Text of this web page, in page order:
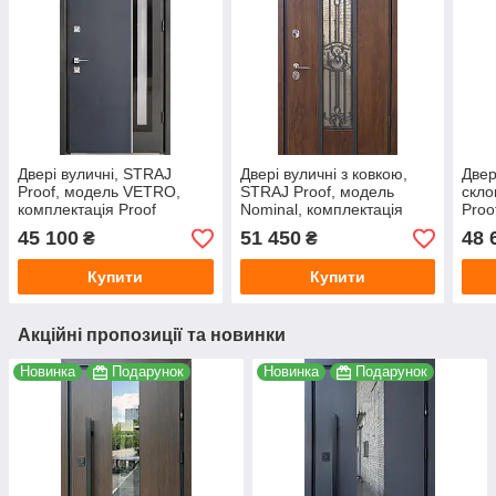
Двері вуличні, STRAJ
Proof, модель VETRO,
комплектація Proof
Standard Securemme
45 100 ₴
Купити
Двері вуличні з ковкою,
STRAJ Proof, модель
Nominal, комплектація
Proof Standard Mottura
51 450₴
Купити
23/
48
Акційні пропозиції та новинки
Новинка Подарунок Новинка Подарунок